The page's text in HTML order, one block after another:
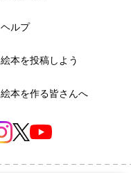
ヘルプ
絵本を投稿しよう
絵本を作る皆さんへ